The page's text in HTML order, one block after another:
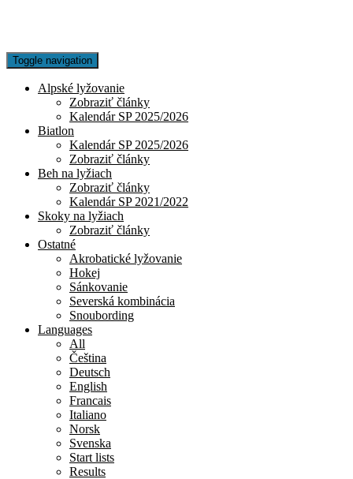
Toggle navigation
Alpské lyžovanie
Zobraziť články
Kalendár SP 2025/2026
Biatlon
Kalendár SP 2025/2026
Zobraziť články
Beh na lyžiach
Zobraziť články
Kalendár SP 2021/2022
Skoky na lyžiach
Zobraziť články
Ostatné
Akrobatické lyžovanie
Hokej
Sánkovanie
Severská kombinácia
Snoubording
Languages
All
Čeština
Deutsch
English
Francais
Italiano
Norsk
Svenska
Start lists
Results